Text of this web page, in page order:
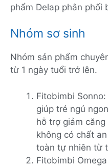
phẩm Delap phân phối
Nhóm sơ sinh
Nhóm sản phẩm
từ 1 ngày tuổi trở lên.
Fitobimbi
giúp trẻ ngủ
hỗ trợ giảm
không có chất
toàn tự nhiên từ
Fitobimbi